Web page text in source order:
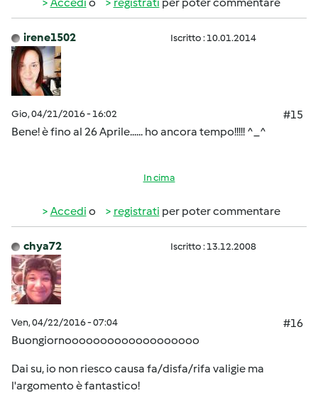
irene1502 Iscritto : 10.01.2014
Gio, 04/21/2016 - 16:02
#15
Bene! è fino al 26 Aprile...... ho ancora tempo!!!!! ^_^
In cima
Accedi o registrati per poter commentare
chya72 Iscritto : 13.12.2008
Ven, 04/22/2016 - 07:04
#16
Buongiornooooooooooooooooooo
Dai su, io non riesco causa fa/disfa/rifa valigie ma
l'argomento è fantastico!